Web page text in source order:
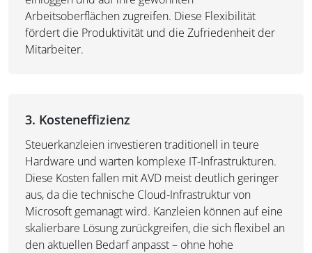
Arbeitsoberflächen zugreifen. Diese Flexibilität
fördert die Produktivität und die Zufriedenheit der
Mitarbeiter.
3. Kosteneffizienz
Steuerkanzleien investieren traditionell in teure
Hardware und warten komplexe IT-Infrastrukturen.
Diese Kosten fallen mit AVD meist deutlich geringer
aus, da die technische Cloud-Infrastruktur von
Microsoft gemanagt wird. Kanzleien können auf eine
skalierbare Lösung zurückgreifen, die sich flexibel an
den aktuellen Bedarf anpasst – ohne hohe